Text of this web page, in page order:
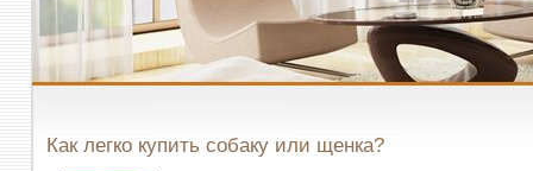
Как легко купить собаку или щенка?